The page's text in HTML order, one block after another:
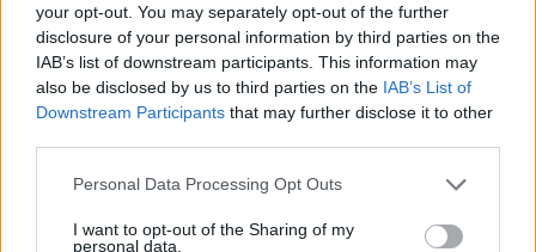
your opt-out. You may separately opt-out of the further
disclosure of your personal information by third parties on the
IAB’s list of downstream participants. This information may
also be disclosed by us to third parties on the IAB’s List of
Downstream Participants that may further disclose it to other
Please note that this website/app uses one or more Google
not limited to your visit or usage behaviour. You may click to
Personal Data Processing Opt Outs
I want to opt-out of the Sharing of my
personal data.
tréner jó eséllyel távozhat a piros-feketéktől és egy
spanyol edző érkezhet a helyére.
- Feczkó Tamást Diósgyőrből ismerem, tudtam, hogy
nagyon jó egységet képes felépíteni, amit meg is
tett.
tudok válaszolni, ugyanis ha az őszi